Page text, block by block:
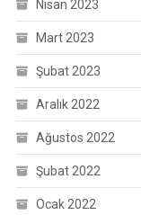
Nisan 2023
Mart 2023
Şubat 2023
Aralık 2022
Ağustos 2022
Şubat 2022
Ocak 2022